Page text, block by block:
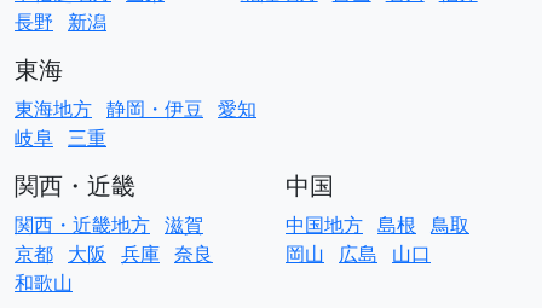
長野
新潟
東海
東海地方 静岡・伊豆 愛知
岐阜 三重
関西・近畿
関西・近畿地方 滋賀
京都 大阪 兵庫 奈良
和歌山
中国
中国地方 島根 鳥取
岡山
広島 山口